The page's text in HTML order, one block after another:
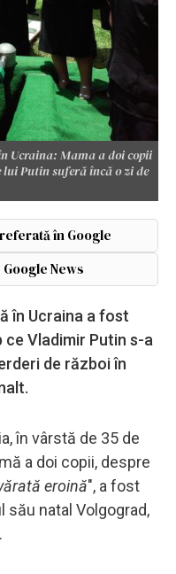
Ucraina: Mama a doi copii
Putin suferă încă o zi de
în Google
News
în Ucraina a fost
Vladimir Putin s-a
de război în
în vârstă de 35 de
a doi copii, despre
eroină", a fost
natal Volgograd,